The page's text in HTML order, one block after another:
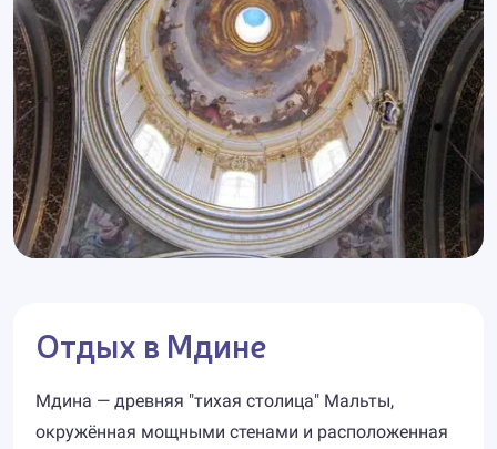
Отдых в Мдине
Мдина — древняя "тихая столица" Мальты,
окружённая мощными стенами и расположенная